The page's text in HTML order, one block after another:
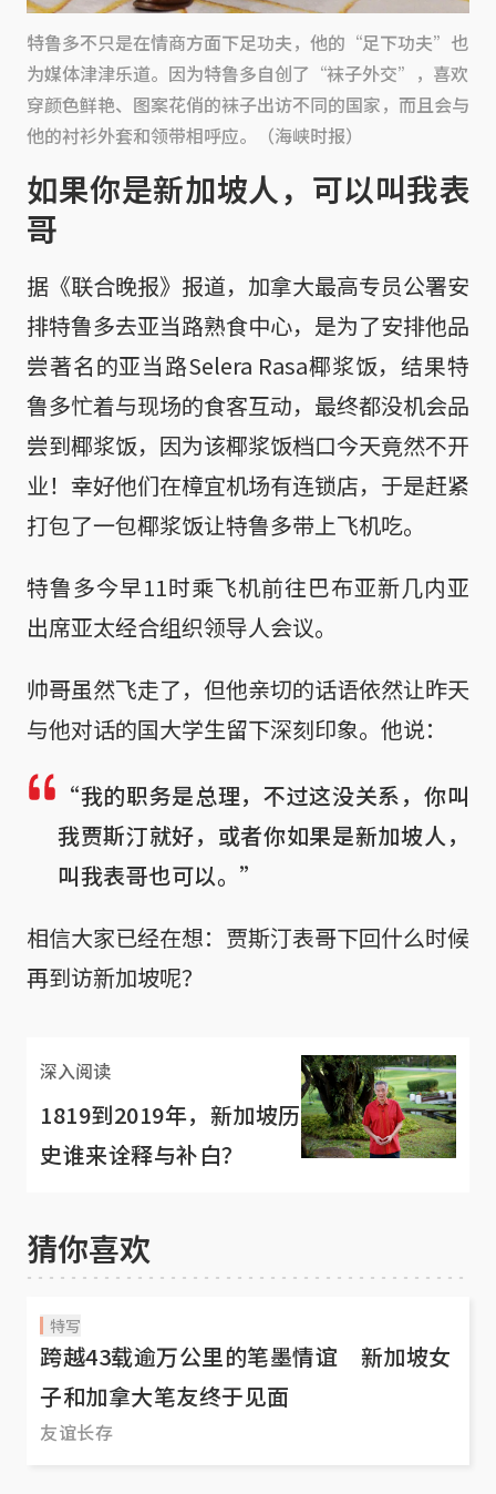
特鲁多不只是在情商方面下足功夫，他的“足下功夫”也
为媒体津津乐道。因为特鲁多自创了“袜子外交”，喜欢
穿颜色鲜艳、图案花俏的袜子出访不同的国家，而且会与
他的衬衫外套和领带相呼应。（海峡时报）
如果你是新加坡人，可以叫我表
哥
据《联合晚报》报道，加拿大最高专员公署安
排特鲁多去亚当路熟食中心，是为了安排他品
尝著名的亚当路Selera Rasa椰浆饭，结果特
鲁多忙着与现场的食客互动，最终都没机会品
尝到椰浆饭，因为该椰浆饭档口今天竟然不开
业！幸好他们在樟宜机场有连锁店，于是赶紧
打包了一包椰浆饭让特鲁多带上飞机吃。
特鲁多今早11时乘飞机前往巴布亚新几内亚
出席亚太经合组织领导人会议。
帅哥虽然飞走了，但他亲切的话语依然让昨天
与他对话的国大学生留下深刻印象。他说：
“我的职务是总理，不过这没关系，你叫
我贾斯汀就好，或者你如果是新加坡人，
叫我表哥也可以。”
相信大家已经在想：贾斯汀表哥下回什么时候
再到访新加坡呢？
深入阅读
1819到2019年，新加坡历
史谁来诠释与补白？
猜你喜欢
特写
跨越43载逾万公里的笔墨情谊 新加坡女
子和加拿大笔友终于见面
友谊长存